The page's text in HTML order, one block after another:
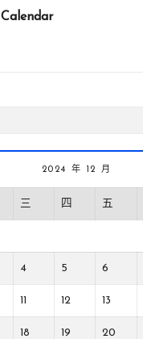
Calendar
2024 年 12 月
三 四 五
4 5 6
11 12 13
18 19 20